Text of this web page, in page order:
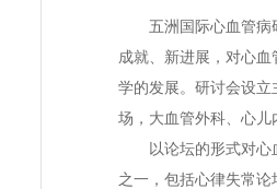
五洲国际心血管病研
成就、新进展，对心
学的发展。研讨会设
场，大血管外科、心
以论坛的形式对心血
之一，包括心律失常